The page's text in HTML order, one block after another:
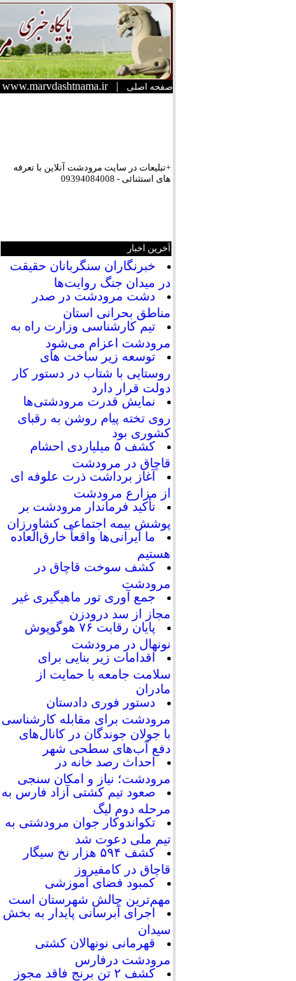
صفحه اصلی |
www.marvdashtnama.ir
+تبلیعات در سایت مرودشت آنلاین با تعرفه
های استثنائی - 09394084008
آخرین اخبار
خبرنگاران سنگربانان حقیقت
در میدان جنگ روایت‌ها
دشت مرودشت در صدر
مناطق بحرانی استان
تیم کارشناسی وزارت راه به
مرودشت اعزام می‌شود
توسعه زیر ساخت های
روستایی با شتاب در دستور کار
دولت قرار دارد
نمایش قدرت مرودشتی‌ها
روی تخته پیام روشن به رقبای
کشوری بود
کشف ۵ میلیاردی احشام
قاچاق در مرودشت
آغاز برداشت ذرت علوفه ای
از مزارع مرودشت
تأکید فرماندار مرودشت بر
پوشش بیمه اجتماعی کشاورزان
ما ایرانی‌ها واقعاً خارق‌العاده
هستیم
کشف سوخت قاچاق در
مرودشت
جمع آوری تور ماهیگیری غیر
مجاز از سد درودزن
پایان رقابت‌ ۷۶ هوگوپوش
نونهال در مرودشت
اقدامات زیر بنایی برای
سلامت جامعه با حمایت از
مادران
دستور فوری دادستان
مرودشت برای مقابله کارشناسی
با جولان جوندگان در کانال‌های
دفع آب‌های سطحی شهر
احداث رصد خانه در
مرودشت؛ نیاز و امکان سنجی
صعود تیم کشتی آزاد فارس به
مرحله دوم لیگ
تکواندوکار جوان مرودشتی به
تیم ملی دعوت شد
کشف ۵۹۴ هزار نخ سیگار
قاچاق در کامفیروز
کمبود فضای آموزشی
مهم‌ترین چالش شهرستان است
اجرای آبرسانی پایدار به بخش
سیدان
قهرمانی نونهالان کشتی
مرودشت درفارس
کشف ۲ تن برنج فاقد مجوز